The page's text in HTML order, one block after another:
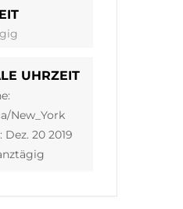
UHRZEIT
New_York
Dez. 20 2019